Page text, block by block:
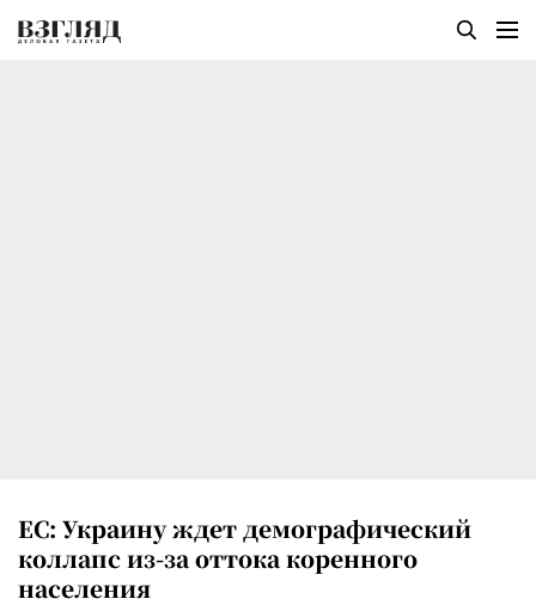
EC: Украину ждет демографический
коллапс из-за оттока коренного
населения